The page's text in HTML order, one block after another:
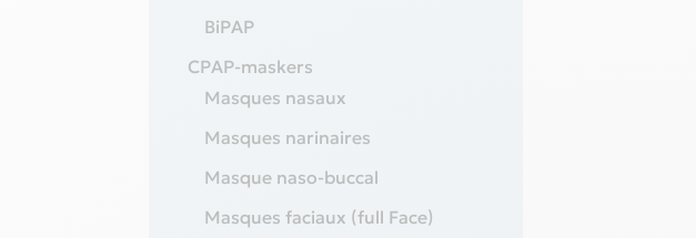
BiPAP
CPAP-maskers
Masques nasaux
Masques narinaires
Masque naso-buccal
Masques faciaux (full Face)